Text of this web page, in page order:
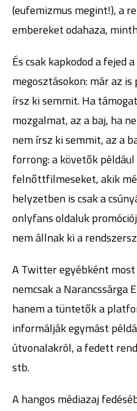
(eufemizmus megint!), a
embereket odahaza,
És csak kapkodod a fejed
megosztásokon: már az
írsz ki semmit. Ha
mozgalmat, az a baj, ha
nem írsz ki semmit, az a
forrong: a követők
felnőttfilmeseket, akik
helyzetben is csak a
onlyfans oldaluk
nem állnak ki a
A Twitter egyébként
nemcsak a Narancssárga
hanem a tüntetők a
informálják egymást
útvonalakról, a fedett
stb.
A hangos médiazaj